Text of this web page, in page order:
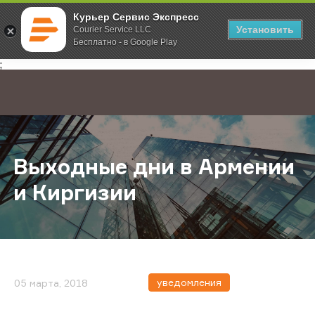
Курьер Сервис Экспресс
Courier Service LLC
Бесплатно - в Google Play
Установить
;
Главная О компании Новости Выходные дни в Армении и
Выходные дни в Армении
и Киргизии
05 марта, 2018 уведомления